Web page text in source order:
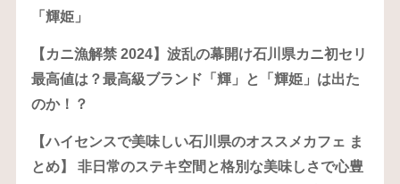
「輝姫」
【カニ漁解禁 2024】波乱の幕開け石川県カニ初セリ
最高値は？最高級ブランド「輝」と「輝姫」は出た
のか！？
【ハイセンスで美味しい石川県のオススメカフェ ま
とめ】 非日常のステキ空間と格別な美味しさで心豊